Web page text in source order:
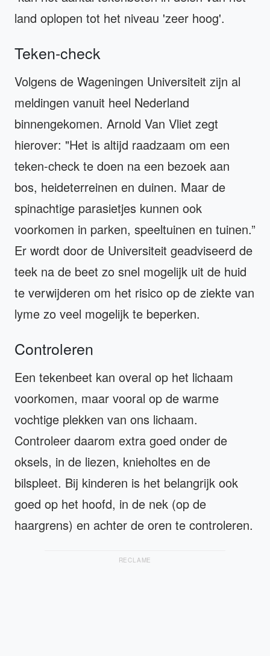
land oplopen tot het niveau 'zeer hoog'.
Teken-check
Volgens de Wageningen Universiteit zijn al
meldingen vanuit heel Nederland
binnengekomen. Arnold Van Vliet zegt
hierover: "Het is altijd raadzaam om een
teken-check te doen na een bezoek aan
bos, heideterreinen en duinen. Maar de
spinachtige parasietjes kunnen ook
voorkomen in parken, speeltuinen en tuinen.”
Er wordt door de Universiteit geadviseerd de
teek na de beet zo snel mogelijk uit de huid
te verwijderen om het risico op de ziekte van
lyme zo veel mogelijk te beperken.
Controleren
Een tekenbeet kan overal op het lichaam
voorkomen, maar vooral op de warme
vochtige plekken van ons lichaam.
Controleer daarom extra goed onder de
oksels, in de liezen, knieholtes en de
bilspleet. Bij kinderen is het belangrijk ook
goed op het hoofd, in de nek (op de
haargrens) en achter de oren te controleren.
RECLAME